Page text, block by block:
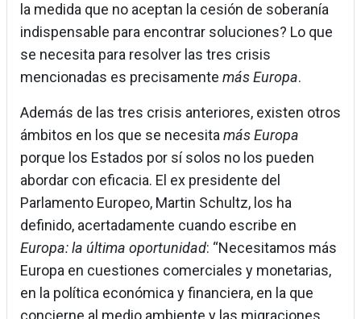
la medida que no aceptan la cesión de soberanía
indispensable para encontrar soluciones? Lo que
se necesita para resolver las tres crisis
mencionadas es precisamente más Europa.
Además de las tres crisis anteriores, existen otros
ámbitos en los que se necesita más Europa
porque los Estados por sí solos no los pueden
abordar con eficacia. El ex presidente del
Parlamento Europeo, Martin Schultz, los ha
definido, acertadamente cuando escribe en
Europa: la última oportunidad: “Necesitamos más
Europa en cuestiones comerciales y monetarias,
en la política económica y financiera, en la que
concierne al medio ambiente y las migraciones,